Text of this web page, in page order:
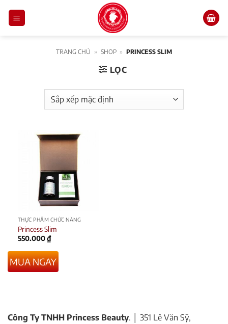
TRANG CHỦ » SHOP » PRINCESS SLIM
LỌC
THỰC PHẨM CHỨC NĂNG
Princess Slim
550.000₫
MUA NGAY
Công Ty TNHH Princess Beauty. │ 351 Lê Văn Sỹ,